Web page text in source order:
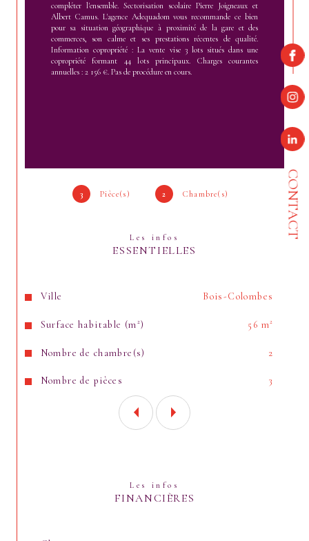
CONTACT
3 Pièce(s) 2 Chambre(s)
Les infos
ESSENTIELLES
Caractéristiques
Ville Bois-Colombes
Surface habitable (m²) 56 m²
Nombre de chambre(s) 2
Nombre de pièces 3
compléter l'ensemble. Sectorisation scolaire Pierre Joigneaux et
Albert Camus. L'agence Adequadom vous recommande ce bien
pour sa situation géographique à proximité de la gare et des
commerces, son calme et ses prestations récentes de qualité.
Information copropriété : La vente vise 3 lots situés dans une
copropriété formant 44 lots principaux. Charges courantes
annuelles : 2 156 €. Pas de procédure en cours.
Les infos
FINANCIÈRES